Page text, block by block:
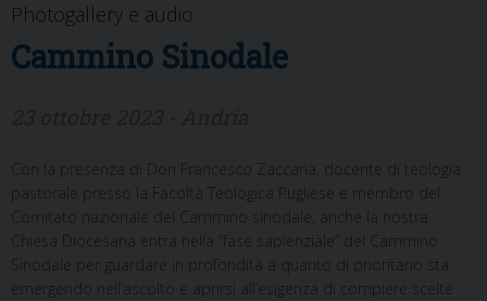
Photogallery e audio
Cammino Sinodale
Con la presenza di Don Francesco Zaccaria, docente di teologia
pastorale presso la Facoltà Teologica Pugliese e membro del
Comitato nazionale del Cammino sinodale, anche la nostra
Chiesa Diocesana entra nella “fase sapienziale” del Cammino
Sinodale per guardare in profondità a quanto di prioritario sta
emergendo nell’ascolto e aprirsi all’esigenza di compiere scelte